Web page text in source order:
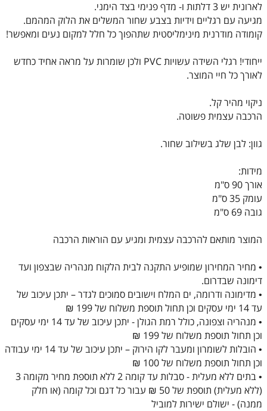
לארונית יש 3 דלתות ו- מדף פנימי בצד הימני.
מגיעה עם רגליים וידיות בצבע שחור המשלים את הלוק המהמם.
קומודה מודרנית מינימליסטית שתהפוך כל חלל למקום נעים ומאפשר!
ייחודי! רגלי השידה עשויות PVC ולכן שומרות על מראה אחיד כחדש
לאורך כל חיי המוצר.
ניקוי מהיר קל.
הרכבה עצמית פשוטה.
גוון: לבן שלג בשילוב שחור.
מידות:
אורך 90 ס"מ
עומק 35 ס"מ
גובה 69 ס"מ
המוצר מותאם להרכבה עצמית ומגיע עם הוראות הרכבה
• מחיר המחירון שמופיע התקנה לבית הלקוח מנהריה שבצפון ועד
דימונה שבדרום.
• מדימונה ודרומה, ים המלח וישובים סמוכים לגדר – יתכן עיכוב של
עד 14 ימי עסקים וכן תחול תוספת משלוח של 199 ₪
• מנהריה וצפונה, כולל רמת הגולן - יתכן עיכוב של עד 14 ימי עסקים
וכן תחול תוספת משלוח של 199 ₪
• הובלות לשומרון ומעבר לקו הירוק – יתכן עיכוב של עד 14 ימי עבודה
וכן תחול תוספת משלוח של 100 ₪
• בתים ללא מעלית - סבלות עד קומה 2 ללא תוספת מחיר מקומה 3
(ללא מעלית) תוספת של 50 ₪ עבור כל דגם וכל קומה (או חלק
ממנה) - ישולם ישירות למוביל